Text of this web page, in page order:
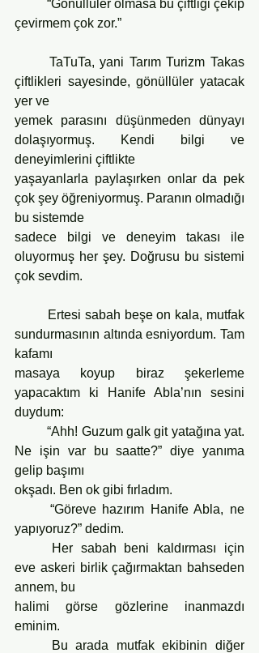
çevirmem çok zor.”
çiftlikleri sayesinde, gönüllüler yatacak
yer ve
yemek parasını düşünmeden dünyayı
dolaşıyormuş. Kendi bilgi ve
deneyimlerini çiftlikte
yaşayanlarla paylaşırken onlar da pek
çok şey öğreniyormuş. Paranın olmadığı
bu sistemde
sadece bilgi ve deneyim takası ile
oluyormuş her şey. Doğrusu bu sistemi
çok sevdim.
sundurmasının altında esniyordum. Tam
kafamı
masaya koyup biraz şekerleme
yapacaktım ki Hanife Abla’nın sesini
duydum:
	“Ahh! Guzum galk git yatağına yat.
Ne işin var bu saatte?” diye yanıma
gelip başımı
okşadı. Ben ok gibi fırladım.
yapıyoruz?” dedim.
eve askeri birlik çağırmaktan bahseden
annem, bu
halimi görse gözlerine inanmazdı
eminim.